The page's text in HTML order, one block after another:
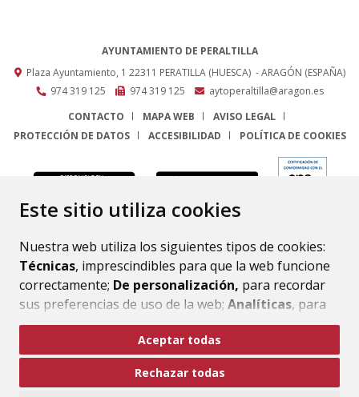
Este sitio utiliza cookies
Nuestra web utiliza los siguientes tipos de cookies:
Técnicas, imprescindibles para que la web funcione
correctamente; De personalización, para recordar
sus preferencias de uso de la web; Analíticas, para
mejorar el funcionamiento de la web y sus servicios.
Si acepta pulsando el botón“Aceptar todas”
consideramos que acepta su uso. Si pulsa el botón
Aceptar todas
Rechazar todas
AYUNTAMIENTO DE PERALTILLA
Plaza Ayuntamiento, 1 22311 PERATILLA (HUESCA) - ARAGÓN (ESPAÑA)
974 319 125
974 319 125
aytoperaltilla@aragon.es
CONTACTO
MAPA WEB
AVISO LEGAL
PROTECCIÓN DE DATOS
ACCESIBILIDAD POLÍTICA DE COOKIES